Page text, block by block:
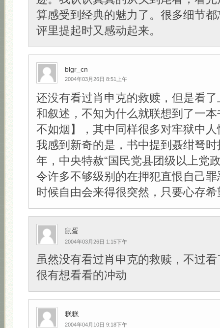
算感受到经典的魅力了。很多细节
评里提起时又感动起来。
blgr_cn
2004年03月26日 8:51上午
还没有看过肖申克的救赎，但是看
和叙述，不知为什么就联想到了一
不如烟】，其中同样很多对牢狱中
我感到新奇的是，书中提到聂绀弩
年，中央特赦“国民党县团级以上党
令许多不够级别的在押犯直恨自己
时候自由会来得很突然，只要心存
鼠蛋
2004年03月26日 1:15下午
虽然没有看过肖申克的救赎，不过
很有想看看的冲动
糕糕
2004年04月10日 9:18下午